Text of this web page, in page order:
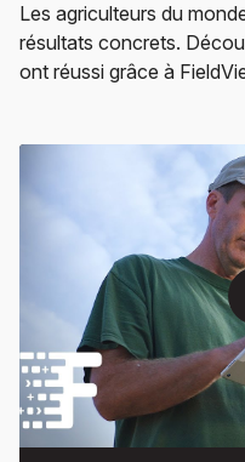
Les agriculteurs du
résultats concrets.
ont réussi grâce à